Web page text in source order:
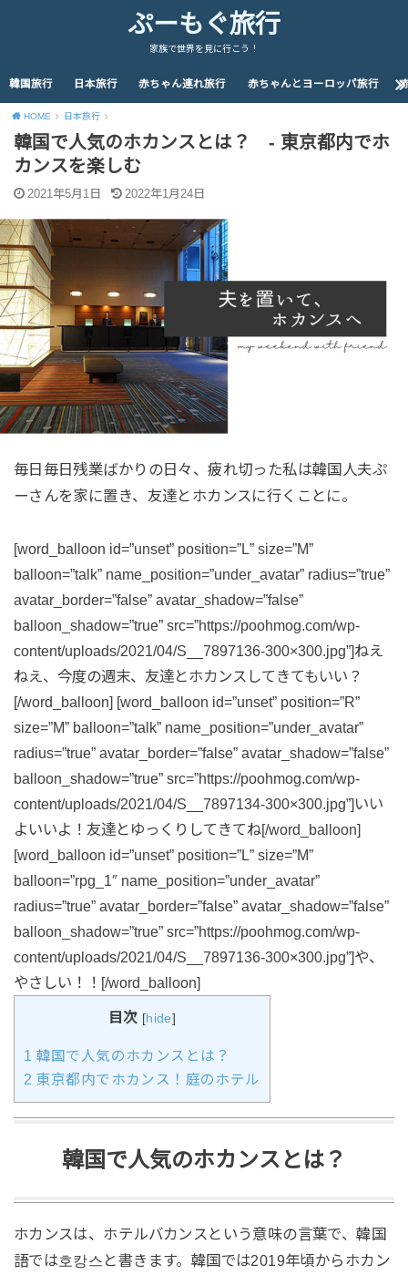
ぷーもぐ旅行
家族で世界を見に行こう！
韓国旅行 日本旅行 赤ちゃん連れ旅行 赤ちゃんとヨーロッパ旅行
HOME 日本旅行
韓国で人気のホカンスとは？ - 東京都内でホ
カンスを楽しむ
2021年5月1日 2022年1月24日
毎日毎日残業ばかりの日々、疲れ切った私は韓国人夫ぷ
ーさんを家に置き、友達とホカンスに行くことに。
[word_balloon id=”unset” position=”L” size=”M”
balloon=”talk” name_position=”under_avatar” radius=”true”
avatar_border=”false” avatar_shadow=”false”
balloon_shadow=”true” src=”https://poohmog.com/wp-
content/uploads/2021/04/S__7897136-300×300.jpg”]ねえ
ねえ、今度の週末、友達とホカンスしてきてもいい？
[/word_balloon] [word_balloon id=”unset” position=”R”
size=”M” balloon=”talk” name_position=”under_avatar”
radius=”true” avatar_border=”false” avatar_shadow=”false”
balloon_shadow=”true” src=”https://poohmog.com/wp-
content/uploads/2021/04/S__7897134-300×300.jpg”]いい
よいいよ！友達とゆっくりしてきてね[/word_balloon]
[word_balloon id=”unset” position=”L” size=”M”
balloon=”rpg_1″ name_position=”under_avatar”
radius=”true” avatar_border=”false” avatar_shadow=”false”
balloon_shadow=”true” src=”https://poohmog.com/wp-
content/uploads/2021/04/S__7897136-300×300.jpg”]や、
やさしい！！[/word_balloon]
目次 [hide]
1 韓国で人気のホカンスとは？
2 東京都内でホカンス！庭のホテル
韓国で人気のホカンスとは？
ホカンスは、ホテルバカンスという意味の言葉で、韓国
語では호캉스と書きます。韓国では2019年頃からホカン